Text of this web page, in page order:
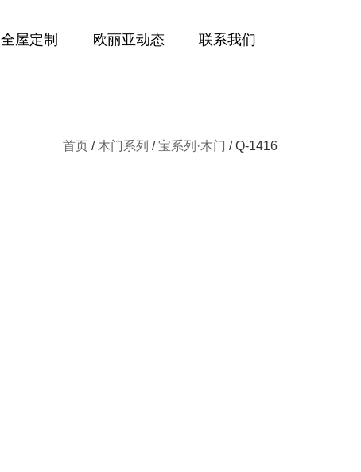
全屋定制 欧丽亚动态 联系我们
首页 / 木门系列 /宝系列·木门 / Q-1416